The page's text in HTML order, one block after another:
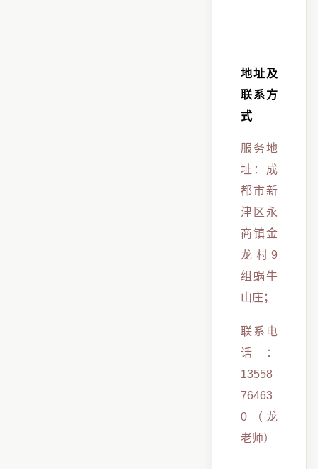
地址及
联系方
式
服务地
址：成
都市新
津区永
商镇金
龙村9
组蜗牛
山庄；
联系电
话：
13558
76463
0（龙
老师）